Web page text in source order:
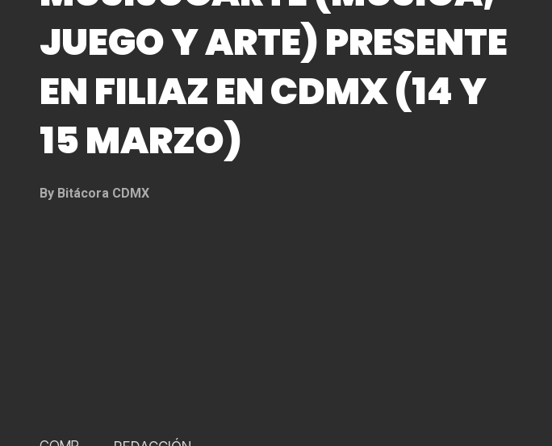
JUEGO Y ARTE) PRESENTE
EN FILIAZ EN CDMX (14 Y
15 MARZO)
By Bitácora CDMX